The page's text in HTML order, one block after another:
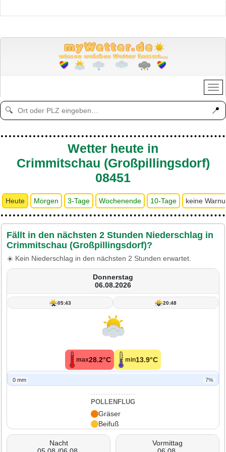
🔍 📍
Wetter heute in
Crimmitschau (Großpillingsdorf)
08451
Heute Morgen 3-Tage Wochenende 10-Tage keine
Fällt in den nächsten 2 Stunden Niederschlag in
Crimmitschau (Großpillingsdorf)?
☀️ Kein Niederschlag in den nächsten 2 Stunden erwartet.
Donnerstag
06.08.2026
05:43 20:48
max28.2°C min13.9°C
0 mm 7%
POLLENFLUG
Gräser
Beifuß
Nacht
Vormittag